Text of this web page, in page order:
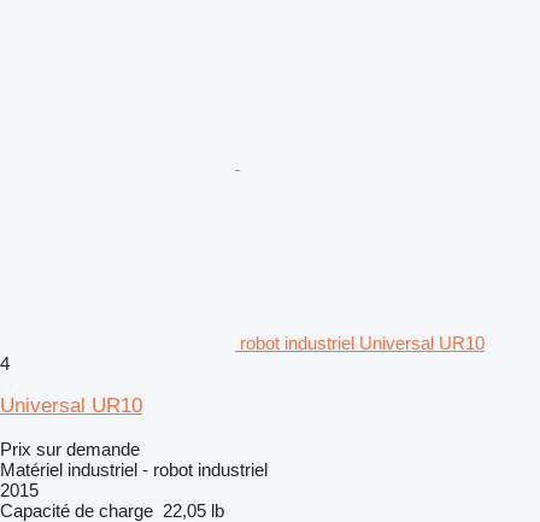
robot industriel Universal UR10
4
Universal UR10
Prix sur demande
Matériel industriel - robot industriel
2015
Capacité de charge 22,05 lb